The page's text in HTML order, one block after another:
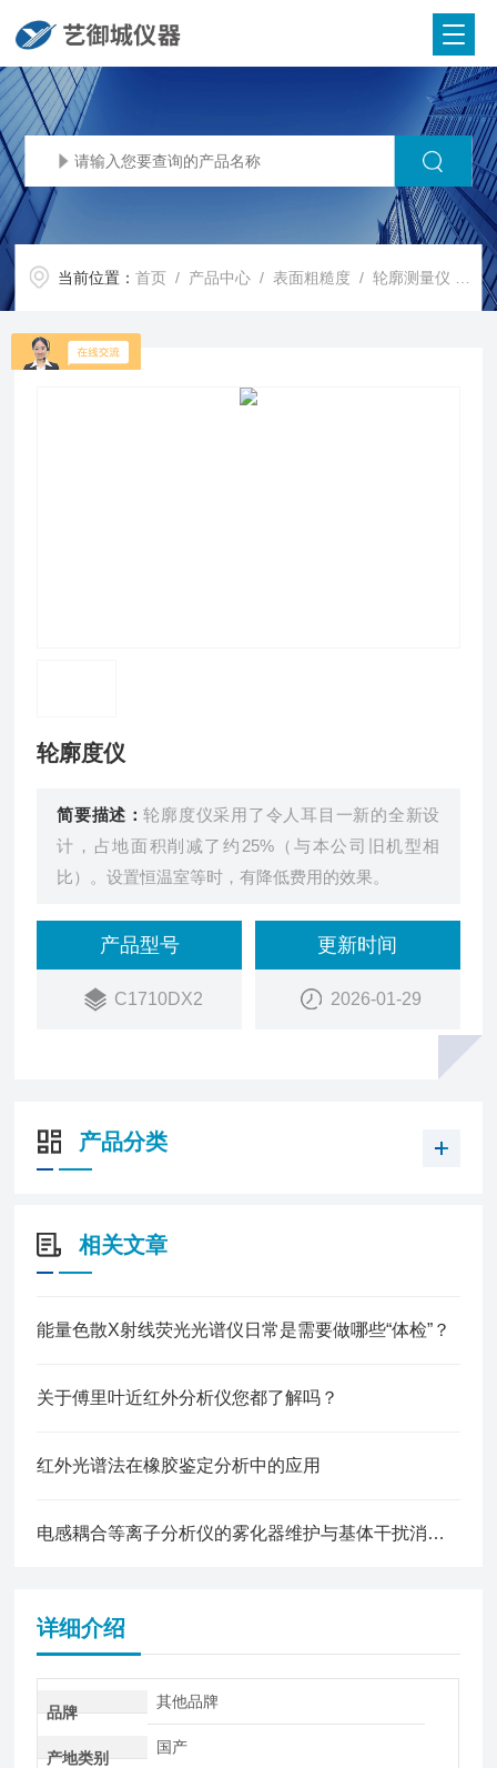
当前位置：首页 / 产品中心 /表面粗糙度 /轮廓测量仪
轮廓度仪
简要描述：轮廓度仪采用了令人耳目一新的全新设
计，占地面积削减了约25%（与本公司旧机型相
比）。设置恒温室等时，有降低费用的效果。
产品型号
C1710DX2
更新时间
2026-01-29
产品分类
相关文章
能量色散X射线荧光光谱仪日常是需要做哪些“体检”？
关于傅里叶近红外分析仪您都了解吗？
红外光谱法在橡胶鉴定分析中的应用
电感耦合等离子分析仪的雾化器维护与基体干扰消除方法
详细介绍
品牌
其他品牌
产地类别
国产